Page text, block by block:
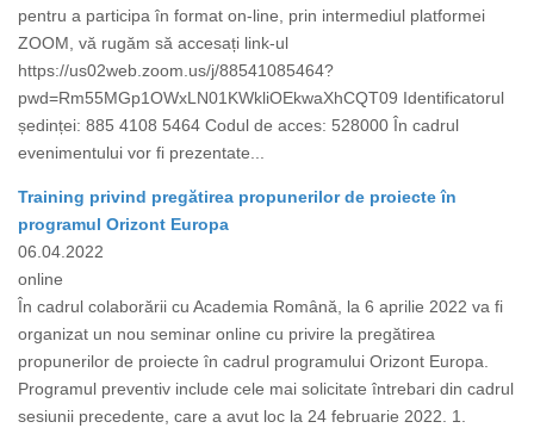
pentru a participa în format on-line, prin intermediul platformei
ZOOM, vă rugăm să accesați link-ul
https://us02web.zoom.us/j/88541085464?
pwd=Rm55MGp1OWxLN01KWkliOEkwaXhCQT09 Identificatorul
ședinței: 885 4108 5464 Codul de acces: 528000 În cadrul
evenimentului vor fi prezentate...
Training privind pregătirea propunerilor de proiecte în
programul Orizont Europa
06.04.2022
online
În cadrul colaborării cu Academia Română, la 6 aprilie 2022 va fi
organizat un nou seminar online cu privire la pregătirea
propunerilor de proiecte în cadrul programului Orizont Europa.
Programul preventiv include cele mai solicitate întrebari din cadrul
sesiunii precedente, care a avut loc la 24 februarie 2022. 1.